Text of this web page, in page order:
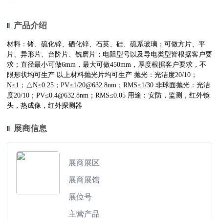
产品介绍
材料：锗、硫化锌、硒化锌、石英、硅、硫系玻璃；可做方片、平
片、异形片、台阶片、铣磨片；电阻型号以及导电类型皆根据客户要
求；直径最小可做6mm，最大可做450mm，厚度根据客户要求，不
限形状均可生产 以上材料抛光片均可生产 抛光：光洁度20/10；
N≤1；△N≤0.25；PV≤1/20@632.8nm；RMS≤1/30 非球面抛光：光洁
度20/10；PV≤0.4@632.8nm；RMS≤0.05 用途：安防，监测，红外镜
头，热成像，红外探测器
展商信息
展商展区
展商展馆
展位号
主营产品